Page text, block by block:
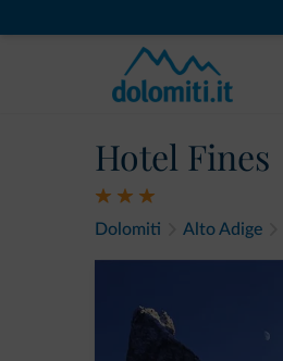
Hotel Fines
Dolomiti Alto Adige